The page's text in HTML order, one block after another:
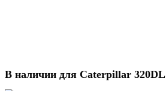
В наличии для Caterpillar 320DL